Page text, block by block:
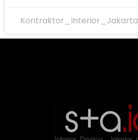
Kontraktor_Interior_Jakarta